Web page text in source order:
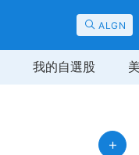
ALGN
我的自選股